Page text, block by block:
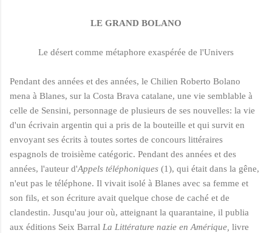
LE GRAND BOLANO
Le désert comme métaphore exaspérée de l'Univers
Pendant des années et des années, le Chilien Roberto Bolano
mena à Blanes, sur la Costa Brava catalane, une vie semblable à
celle de Sensini, personnage de plusieurs de ses nouvelles: la vie
d'un écrivain argentin qui a pris de la bouteille et qui survit en
envoyant ses écrits à toutes sortes de concours littéraires
espagnols de troisième catégoric. Pendant des années et des
années, l'auteur d'Appels téléphoniques (1), qui était dans la gêne,
n'eut pas le téléphone. Il vivait isolé à Blanes avec sa femme et
son fils, et son écriture avait quelque chose de caché et de
clandestin. Jusqu'au jour où, atteignant la quarantaine, il publia
aux éditions Seix Barral La Littérature nazie en Amérique, livre